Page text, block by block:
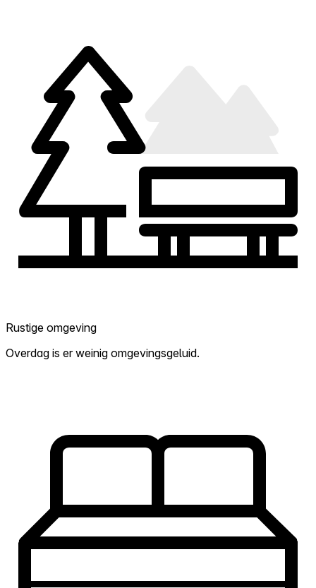
Rustige omgeving
Overdag is er weinig omgevingsgeluid.